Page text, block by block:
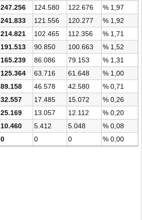
247.256 124.580 122.676
% 1,97
241.833 121.556 120.277
% 1,92
214.821 102.465 112.356
% 1,71
191.513 90.850 100.663
% 1,52
165.239 86.086 79.153
% 1,31
125.364 63.716 61.648
% 1,00
89.158 46.578 42.580
% 0,71
32.557 17.485 15.072
% 0,26
25.169 13.057 12.112
% 0,20
10.460 5.412 5.048
% 0,08
0 0 0 % 0,00